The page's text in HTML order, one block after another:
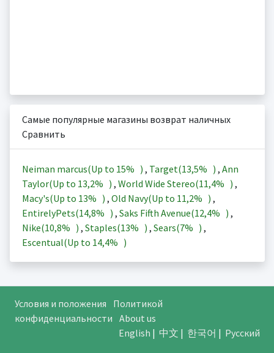
Самые популярные магазины возврат наличных
Сравнить
Neiman marcus(Up to 15% ) , Target(13,5% ) , Ann
Taylor(Up to 13,2% ) , World Wide Stereo(11,4% ) ,
Macy's(Up to 13% ) , Old Navy(Up to 11,2% ) ,
EntirelyPets(14,8% ) , Saks Fifth Avenue(12,4% ) ,
Nike(10,8% ) , Staples(13% ) , Sears(7% ) ,
Escentual(Up to 14,4% )
Условия и положения
Политикой
конфиденциальности About us
English | 中文 | 한국어 | Русский